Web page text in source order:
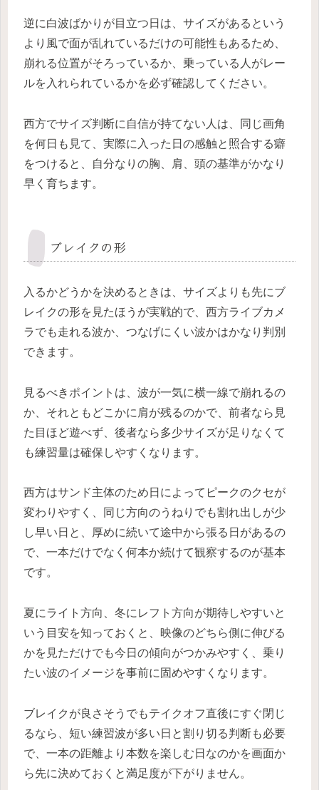
逆に白波ばかりが目立つ日は、サイズがあるという
より風で面が乱れているだけの可能性もあるため、
崩れる位置がそろっているか、乗っている人がレー
ルを入れられているかを必ず確認してください。
西方でサイズ判断に自信が持てない人は、同じ画角
を何日も見て、実際に入った日の感触と照合する癖
をつけると、自分なりの胸、肩、頭の基準がかなり
早く育ちます。
ブレイクの形
入るかどうかを決めるときは、サイズよりも先にブ
レイクの形を見たほうが実戦的で、西方ライブカメ
ラでも走れる波か、つなげにくい波かはかなり判別
できます。
見るべきポイントは、波が一気に横一線で崩れるの
か、それともどこかに肩が残るのかで、前者なら見
た目ほど遊べず、後者なら多少サイズが足りなくて
も練習量は確保しやすくなります。
西方はサンド主体のため日によってピークのクセが
変わりやすく、同じ方向のうねりでも割れ出しが少
し早い日と、厚めに続いて途中から張る日があるの
で、一本だけでなく何本か続けて観察するのが基本
です。
夏にライト方向、冬にレフト方向が期待しやすいと
いう目安を知っておくと、映像のどちら側に伸びる
かを見ただけでも今日の傾向がつかみやすく、乗り
たい波のイメージを事前に固めやすくなります。
ブレイクが良さそうでもテイクオフ直後にすぐ閉じ
るなら、短い練習波が多い日と割り切る判断も必要
で、一本の距離より本数を楽しむ日なのかを画面か
ら先に決めておくと満足度が下がりません。